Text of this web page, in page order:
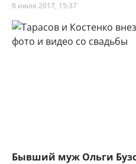
8 июля 2017, 15:37
Бывший муж Ольги